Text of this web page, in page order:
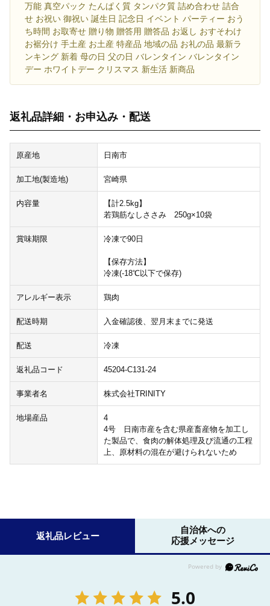
万能 真空パック たんぱく質 タンパク質 詰め合わせ 詰合
せ お祝い 御祝い 誕生日 記念日 イベント パーティー おう
ち時間 お取寄せ 贈り物 贈答用 贈答品 お返し おすそわけ
お裾分け 手土産 お土産 特産品 地域の品 お礼の品 最新ラ
ンキング 新着 母の日 父の日 バレンタイン バレンタイン
デー ホワイトデー クリスマス 新生活 新商品
返礼品詳細・お申込み・配送
原産地 日南市
加工地(製造地) 宮崎県
内容量
【計2.5kg】
若鶏筋なしささみ 250g×10袋
賞味期限 冷凍で90日
【保存方法】
冷凍(-18℃以下で保存)
アレルギー表示 鶏肉
配送時期 入金確認後、翌月末までに発送
配送 冷凍
返礼品コード 45204-C131-24
事業者名 株式会社TRINITY
地場産品
4
4号 日南市産を含む県産畜産物を加工し
た製品で、食肉の解体処理及び流通の工程
上、原材料の混在が避けられないため
返礼品レビュー
自治体への
応援メッセージ
5.0